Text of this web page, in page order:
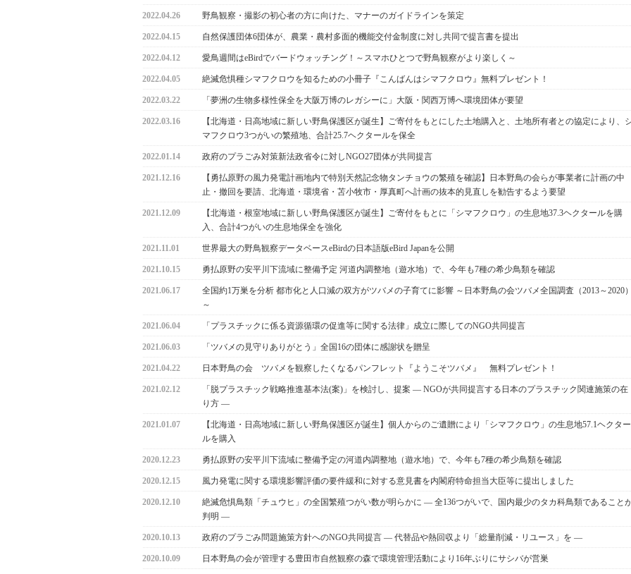
2022.04.26 野鳥観察・撮影の初心者の方に向けた、マナーのガイドラインを策定
2022.04.15 自然保護団体6団体が、農業・農村多面的機能交付金制度に対し共同で提言書を提出
2022.04.12 愛鳥週間はeBirdでバードウォッチング！～スマホひとつで野鳥観察がより楽しく～
2022.04.05 絶滅危惧種シマフクロウを知るための小冊子『こんばんはシマフクロウ』無料プレゼント！
2022.03.22 「夢洲の生物多様性保全を大阪万博のレガシーに」大阪・関西万博へ環境団体が要望
2022.03.16
【北海道・日高地域に新しい野鳥保護区が誕生】ご寄付をもとにした土地購入と、土地所有者との協定により、
マフクロウ3つがいの繁殖地、合計25.7ヘクタールを保全
2022.01.14 政府のプラごみ対策新法政省令に対しNGO27団体が共同提言
2021.12.16
【勇払原野の風力発電計画地内で特別天然記念物タンチョウの繁殖を確認】日本野鳥の会らが事業者に計画の中
止・撤回を要請、北海道・環境省・苫小牧市・厚真町へ計画の抜本的見直しを勧告するよう要望
2021.12.09
【北海道・根室地域に新しい野鳥保護区が誕生】ご寄付をもとに「シマフクロウ」の生息地37.3ヘクタールを購
入、合計4つがいの生息地保全を強化
2021.11.01 世界最大の野鳥観察データベースeBirdの日本語版eBird Japanを公開
2021.10.15 勇払原野の安平川下流域に整備予定 河道内調整地（遊水地）で、今年も7種の希少鳥類を確認
2021.06.17
全国約1万巣を分析 都市化と人口減の双方がツバメの子育てに影響 ～日本野鳥の会ツバメ全国調査（2013～2020
～
2021.06.04 「プラスチックに係る資源循環の促進等に関する法律」成立に際してのNGO共同提言
2021.06.03 「ツバメの見守りありがとう」全国16の団体に感謝状を贈呈
2021.04.22 日本野鳥の会 ツバメを観察したくなるパンフレット『ようこそツバメ』 無料プレゼント！
2021.02.12
「脱プラスチック戦略推進基本法(案)」を検討し、提案 ― NGOが共同提言する日本のプラスチック関連施策の在
り方 ―
2021.01.07
【北海道・日高地域に新しい野鳥保護区が誕生】個人からのご遺贈により「シマフクロウ」の生息地57.1ヘクター
ルを購入
2020.12.23 勇払原野の安平川下流域に整備予定の河道内調整地（遊水地）で、今年も7種の希少鳥類を確認
2020.12.15 風力発電に関する環境影響評価の要件緩和に対する意見書を内閣府特命担当大臣等に提出しました
2020.12.10
絶滅危惧鳥類「チュウヒ」の全国繁殖つがい数が明らかに ― 全136つがいで、国内最少のタカ科鳥類であること
判明 ―
2020.10.13 政府のプラごみ問題施策方針へのNGO共同提言 ― 代替品や熱回収より「総量削減・リユース」を ―
2020.10.09 日本野鳥の会が管理する豊田市自然観察の森で環境管理活動により16年ぶりにサシバが営巣